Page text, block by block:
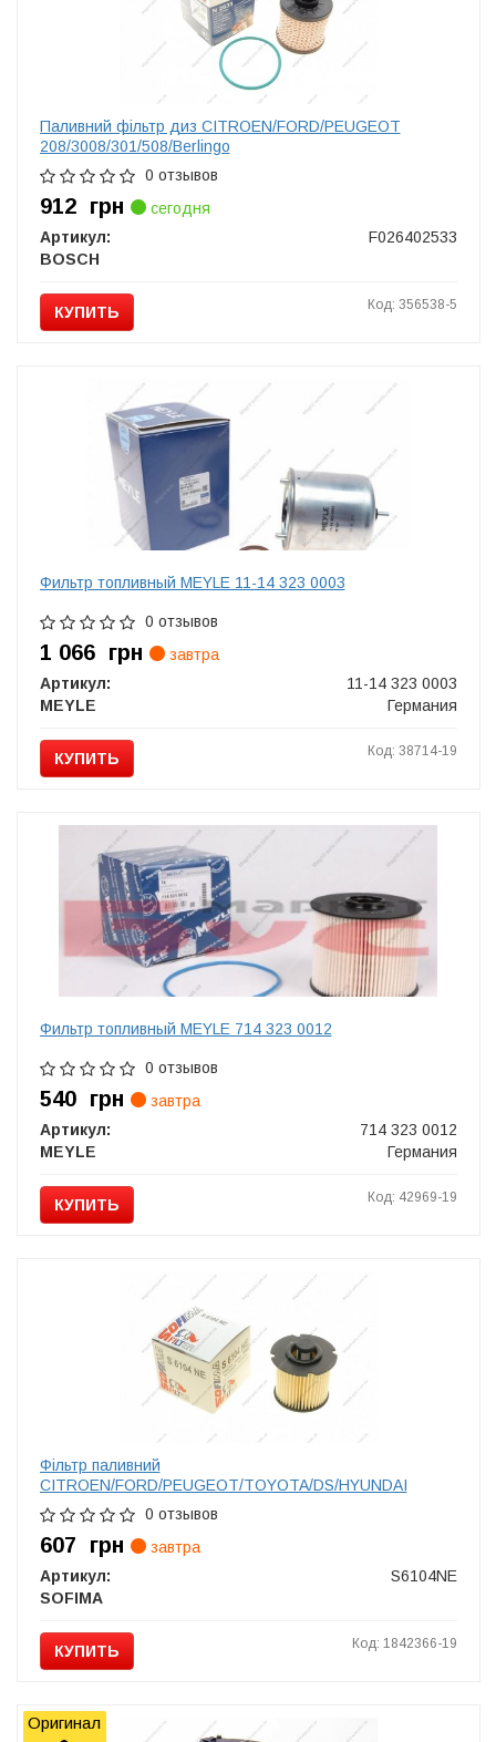
Паливний фільтр диз CITROEN/FORD/PEUGEOT
208/3008/301/508/Berlingo
0 отзывов
912 грн
сегодня
Артикул:
F026402533
BOSCH
КУПИТЬ Код: 356538-5
Фильтр топливный MEYLE 11-14 323 0003
0 отзывов
1 066 грн
завтра
Артикул:
11-14 323 0003
MEYLE
Германия
КУПИТЬ Код: 38714-19
Фильтр топливный MEYLE 714 323 0012
0 отзывов
540 грн
завтра
Артикул:
714 323 0012
MEYLE
Германия
КУПИТЬ Код: 42969-19
Фільтр паливний
CITROEN/FORD/PEUGEOT/TOYOTA/DS/HYUNDAI
0 отзывов
607 грн
завтра
Артикул:
S6104NE
SOFIMA
КУПИТЬ Код: 1842366-19
Оригинал